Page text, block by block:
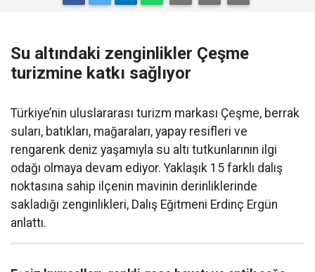
Su altındaki zenginlikler Çeşme
turizmine katkı sağlıyor
Türkiye’nin uluslararası turizm markası Çeşme, berrak
suları, batıkları, mağaraları, yapay resifleri ve
rengarenk deniz yaşamıyla su altı tutkunlarının ilgi
odağı olmaya devam ediyor. Yaklaşık 15 farklı dalış
noktasına sahip ilçenin mavinin derinliklerinde
sakladığı zenginlikleri, Dalış Eğitmeni Erdinç Ergün
anlattı.